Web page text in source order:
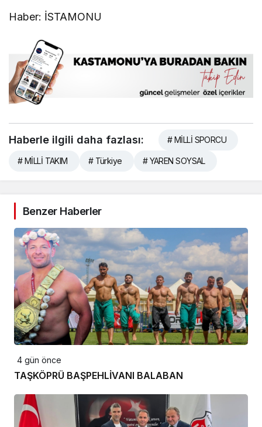
Haber: İSTAMONU
Haberle ilgili daha fazlası: # MİLLİ SPORCU
# MİLLİ TAKIM # Türkiye # YAREN SOYSAL
Benzer Haberler
4 gün önce
TAŞKÖPRÜ BAŞPEHLİVANI BALABAN